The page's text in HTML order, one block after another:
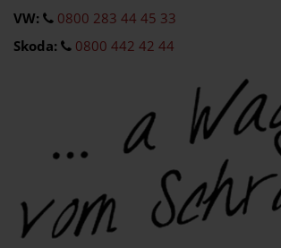
VW:
0800 283 44 45 33
Skoda:
0800 442 42 44